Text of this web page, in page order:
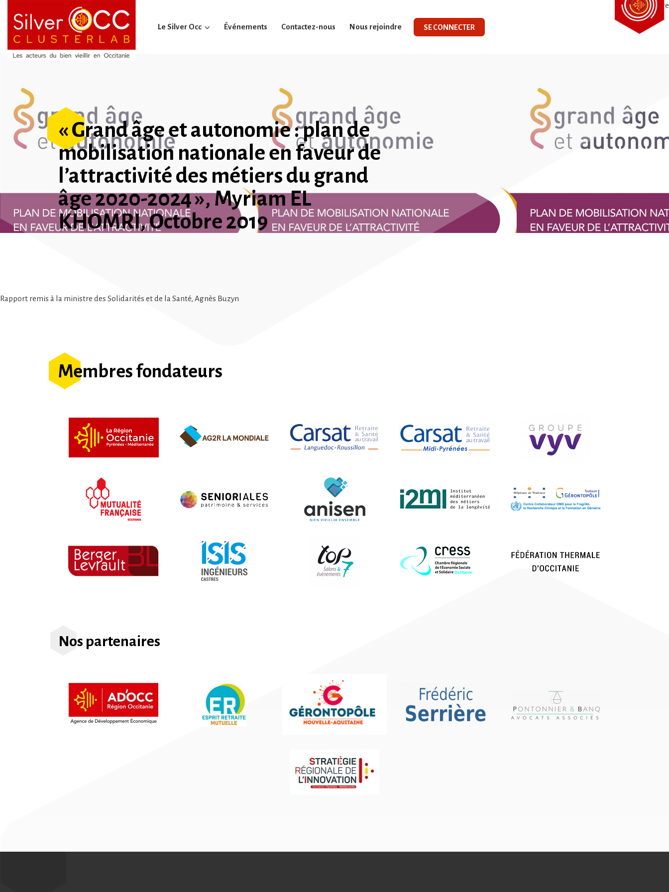
Le Silver Occ Événements Contactez-nous Nous rejoindre SE CONNECTER
« Grand âge et autonomie : plan de
mobilisation nationale en faveur de
l’attractivité des métiers du grand
âge 2020-2024 », Myriam EL
KHOMRI, Octobre 2019
Rapport remis à la ministre des Solidarités et de la Santé, Agnès Buzyn
Membres fondateurs
Nos partenaires